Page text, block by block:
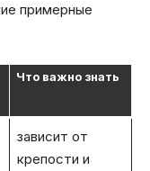
примерные
Что важно знать
зависит от
крепости и